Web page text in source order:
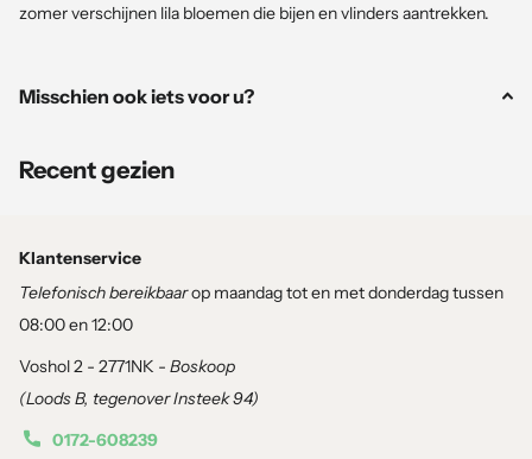
zomer verschijnen lila bloemen die bijen en vlinders aantrekken.
Kenmerken
vormt een dichte pol.
Bloei: Lilakleurige bloemen op lange stelen in juli-augustus.
Winterhardheid : Zeer winterhard, bladverliezend in de
winter.
Verzorging
Standplaats
Misschien ook iets voor u?
Recent gezien
Klantenservice
Telefonisch bereikbaarop maandag tot en met donderdag tussen
08:00 en 12:00
Voshol 2 - 2771NK - Boskoop
(Loods B, tegenover Insteek 94)
0172-608239